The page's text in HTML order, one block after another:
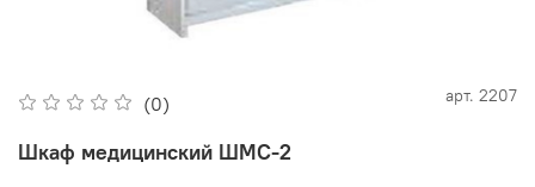
(0) арт. 2207
Шкаф медицинский ШМС-2